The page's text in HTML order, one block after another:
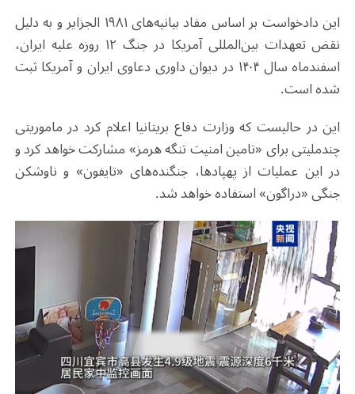
این دادخواست بر اساس مفاد بیانیه‌های ۱۹۸۱ الجزایر و به دلیل
نقض تعهدات بین‌المللی آمریکا در جنگ ۱۲ روزه علیه ایران،
اسفندماه سال ۱۴۰۴ در دیوان داوری دعاوی ایران و آمریکا ثبت
شده است.
این در حالیست که وزارت دفاع بریتانیا اعلام کرد در ماموریتی
چندملیتی برای «تامین امنیت تنگه هرمز» مشارکت خواهد کرد و
در این عملیات از پهپادها، جنگنده‌های «تایفون» و ناوشکن
جنگی «دراگون» استفاده خواهد شد.